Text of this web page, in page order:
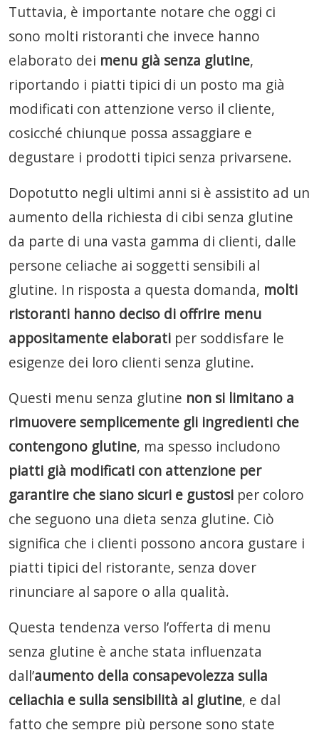
Tuttavia, è importante notare che oggi ci
sono molti ristoranti che invece hanno
elaborato dei menu già senza glutine,
riportando i piatti tipici di un posto ma già
modificati con attenzione verso il cliente,
cosicché chiunque possa assaggiare e
degustare i prodotti tipici senza privarsene.
Dopotutto negli ultimi anni si è assistito ad un
aumento della richiesta di cibi senza glutine
da parte di una vasta gamma di clienti, dalle
persone celiache ai soggetti sensibili al
glutine. In risposta a questa domanda, molti
ristoranti hanno deciso di offrire menu
appositamente elaborati per soddisfare le
esigenze dei loro clienti senza glutine.
Questi menu senza glutine non si limitano a
rimuovere semplicemente gli ingredienti che
contengono glutine, ma spesso includono
piatti già modificati con attenzione per
garantire che siano sicuri e gustosi per coloro
che seguono una dieta senza glutine. Ciò
significa che i clienti possono ancora gustare i
piatti tipici del ristorante, senza dover
rinunciare al sapore o alla qualità.
Questa tendenza verso l’offerta di menu
senza glutine è anche stata influenzata
dall’aumento della consapevolezza sulla
celiachia e sulla sensibilità al glutine, e dal
fatto che sempre più persone sono state